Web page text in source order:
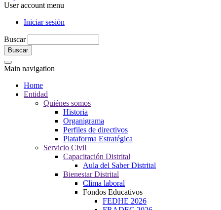
User account menu
Iniciar sesión
Buscar
Main navigation
Home
Entidad
Quiénes somos
Historia
Organigrama
Perfiles de directivos
Plataforma Estratégica
Servicio Civil
Capacitación Distrital
Aula del Saber Distrital
Bienestar Distrital
Clima laboral
Fondos Educativos
FEDHE 2026